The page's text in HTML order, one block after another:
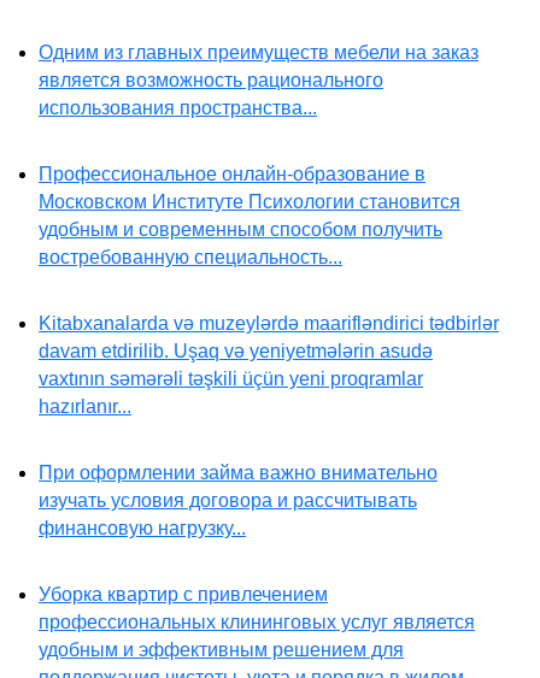
Одним из главных преимуществ мебели на заказ
является возможность рационального
использования пространства...
Профессиональное онлайн-образование в
Московском Институте Психологии становится
удобным и современным способом получить
востребованную специальность...
Kitabxanalarda və muzeylərdə maarifləndirici tədbirlər
davam etdirilib. Uşaq və yeniyetmələrin asudə
vaxtının səmərəli təşkili üçün yeni proqramlar
hazırlanır...
При оформлении займа важно внимательно
изучать условия договора и рассчитывать
финансовую нагрузку...
Уборка квартир с привлечением
профессиональных клининговых услуг является
удобным и эффективным решением для